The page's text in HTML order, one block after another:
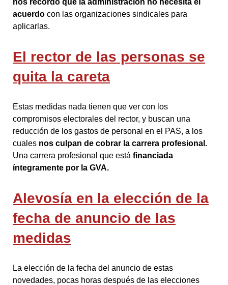
acuerdo con las organizaciones sindicales para
aplicarlas.
El rector de las personas se
quita la careta
Estas medidas nada tienen que ver con los
compromisos electorales del rector, y buscan una
reducción de los gastos de personal en el PAS, a los
cuales nos culpan de cobrar la carrera profesional.
Una carrera profesional que está financiada
íntegramente por la GVA.
Alevosía en la elección de la
fecha de anuncio de las
medidas
La elección de la fecha del anuncio de estas
novedades, pocas horas después de las elecciones